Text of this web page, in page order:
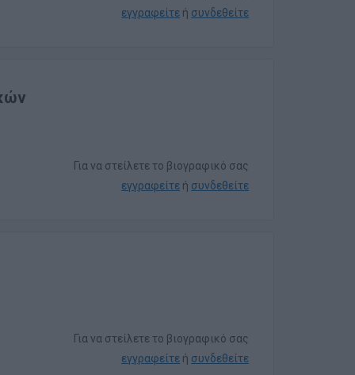
εγγραφείτε ή συνδεθείτε
Για να στείλετε το βιογραφικό σας
εγγραφείτε ή συνδεθείτε
Για να στείλετε το βιογραφικό σας
εγγραφείτε ή συνδεθείτε